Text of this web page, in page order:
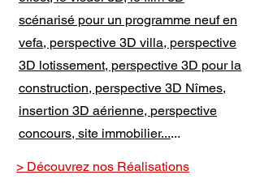
scénarisé pour un programme neuf en
vefa, perspective 3D villa, perspective
3D lotissement, perspective 3D pour la
construction, perspective 3D Nîmes,
insertion 3D aérienne, perspective
concours, site immobilier......
> Découvrez nos Réalisations